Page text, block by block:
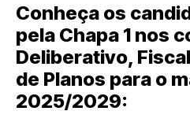
Conheça os
pela Chapa 1 nos
Deliberativo,
de Planos para o
2025/2029: